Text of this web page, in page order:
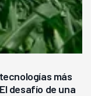
más
desafío de una